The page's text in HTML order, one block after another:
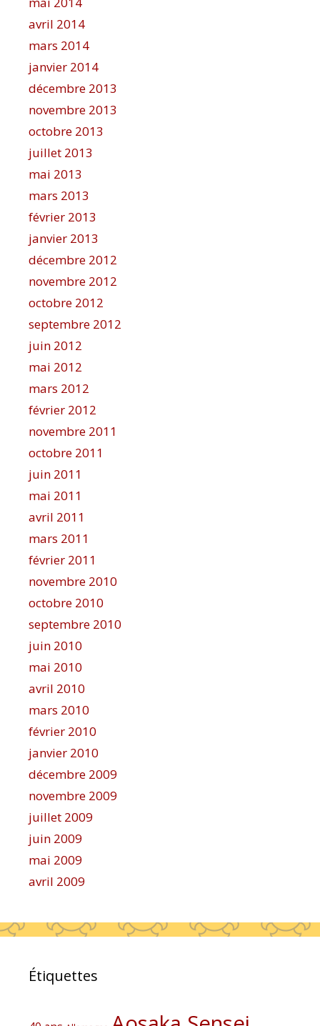
avril 2014
mars 2014
janvier 2014
décembre 2013
novembre 2013
octobre 2013
juillet 2013
mai 2013
mars 2013
février 2013
janvier 2013
décembre 2012
novembre 2012
octobre 2012
septembre 2012
juin 2012
mai 2012
mars 2012
février 2012
novembre 2011
octobre 2011
juin 2011
mai 2011
avril 2011
mars 2011
février 2011
novembre 2010
octobre 2010
septembre 2010
juin 2010
mai 2010
avril 2010
mars 2010
février 2010
janvier 2010
décembre 2009
novembre 2009
juillet 2009
juin 2009
mai 2009
avril 2009
Étiquettes